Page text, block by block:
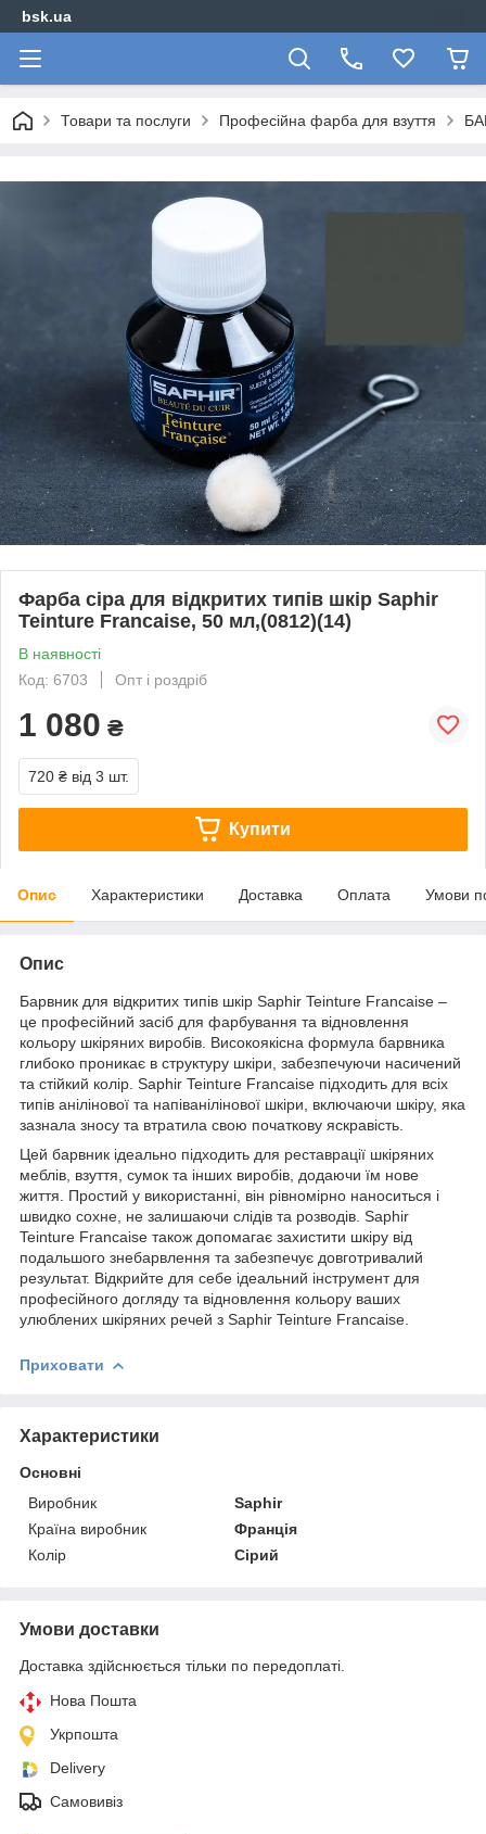
bsk.ua
Товари та послуги Професійна фарба для взуття
Фарба сіра для відкритих типів шкір Saphir
Teinture Francaise, 50 мл,(0812)(14)
В наявності
Код: 6703
Опт і роздріб
1 080 ₴
720 ₴ від 3 шт.
Купити
Опис Характеристики Доставка Оплата Умови
Опис
Барвник для відкритих типів шкір Saphir Teinture Francaise –
це професійний засіб для фарбування та відновлення
кольору шкіряних виробів. Високоякісна формула барвника
глибоко проникає в структуру шкіри, забезпечуючи насичений
та стійкий колір. Saphir Teinture Francaise підходить для всіх
типів анілінової та напіванілінової шкіри, включаючи шкіру, яка
зазнала зносу та втратила свою початкову яскравість.
Цей барвник ідеально підходить для реставрації шкіряних
меблів, взуття, сумок та інших виробів, додаючи їм нове
життя. Простий у використанні, він рівномірно наноситься і
швидко сохне, не залишаючи слідів та розводів. Saphir
Teinture Francaise також допомагає захистити шкіру від
подальшого знебарвлення та забезпечує довготривалий
результат. Відкрийте для себе ідеальний інструмент для
професійного догляду та відновлення кольору ваших
улюблених шкіряних речей з Saphir Teinture Francaise.
Приховати
Характеристики
Основні
Виробник
Saphir
Країна виробник
Франція
Колір
Сірий
Умови доставки
Доставка здійснюється тільки по передоплаті.
Нова Пошта
Укрпошта
Delivery
Самовивіз